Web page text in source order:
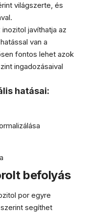
világszerte, és
javíthatja az
van a
fontos lehet azok
ingadozásaival
hatásai:
befolyás
por egyre
segíthet